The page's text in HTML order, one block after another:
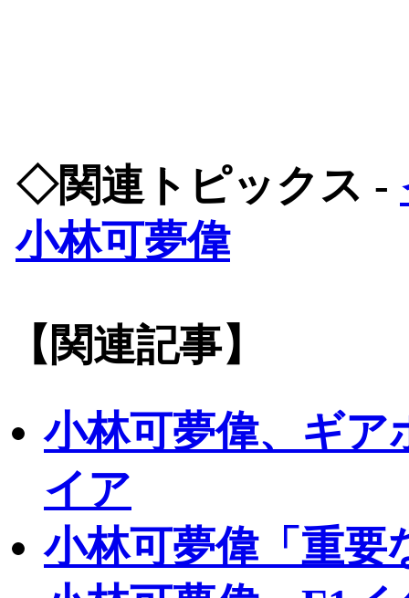
◇関連トピックス -
小林可夢偉
【関連記事】
小林可夢偉、ギ
イア
小林可夢偉「重要